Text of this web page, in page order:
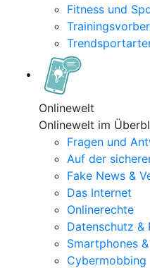
Fitness und
Onlinewelt
Onlinewelt im
Fragen und
Auf der
Fake News &
Das Internet
Onlinerechte
Datenschutz &
Smartphones
Cybermobbing